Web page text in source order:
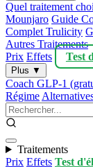
Quel traitement
Mounjaro Guide
Complet Trulicity
Autres Traitements
Prix Effets Test
Plus ▼
Coach GLP-1
Régime
Traitements
Prix Effets Test